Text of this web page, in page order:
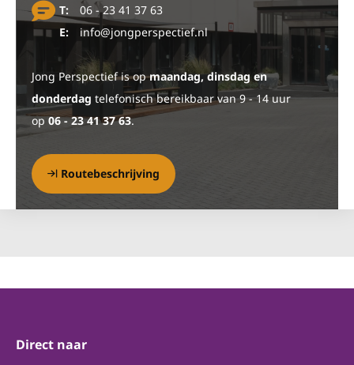
T:
06 - 23 41 37 63
E:
info@jongperspectief.nl
Jong Perspectief is opmaandag, dinsdag en
donderdag telefonisch bereikbaar van 9 - 14 uur
op06 - 23 41 37 63.
Routebeschrijving
Direct naar